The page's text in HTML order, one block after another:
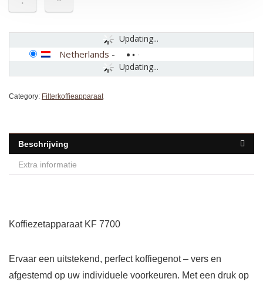
Updating...
Updating...
Netherlands -
Category: Filterkoffieapparaat
Beschrijving
Extra informatie
Koffiezetapparaat KF 7700
Ervaar een uitstekend, perfect koffiegenot – vers en
afgestemd op uw individuele voorkeuren. Met een druk op